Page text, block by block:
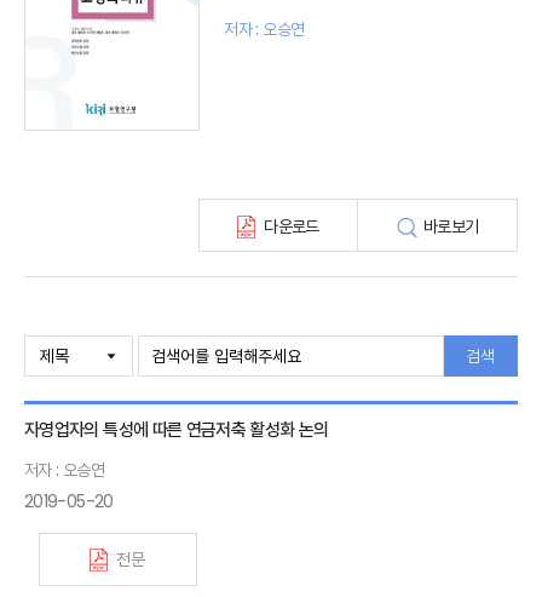
고령화리뷰 모음집(종간)
테마진단(종간)
최신보험정보
해외보험금융동향(종간)
저자 : 오승연
다운로드 바로보기
검색
자영업자의 특성에 따른 연금저축 활성화 논의
저자 : 오승연
2019-05-20
전문